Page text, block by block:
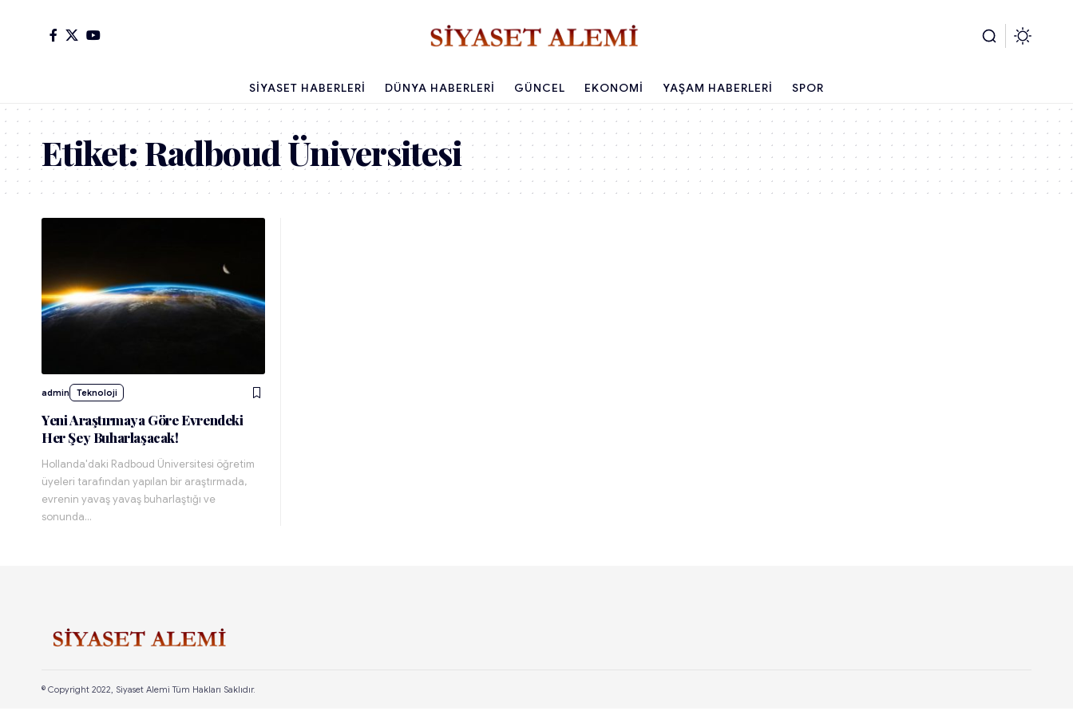
SIYASET HABERLERI DÜNYA HABERLERI GÜNCEL EKONOMI YAŞAM HABERLERI SPOR
Etiket:Radboud Üniversitesi
admin Teknoloji
Yeni Araştırmaya Göre Evrendeki
Her Şey Buharlaşacak!
Hollanda'daki Radboud Üniversitesi öğretim
üyeleri tarafından yapılan bir araştırmada,
evrenin yavaş yavaş buharlaştığı ve
sonunda…
© Copyright 2022, Siyaset Alemi Tüm Hakları Saklıdır.